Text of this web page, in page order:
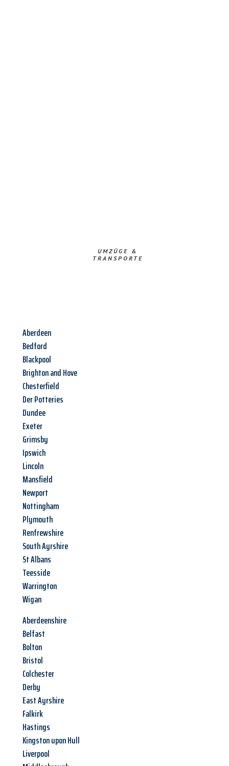
UMZÜGE &
TRANSPORTE
Aberdeen
Bedford
Blackpool
Brighton and Hove
Chesterfield
Der Potteries
Dundee
Exeter
Grimsby
Ipswich
Lincoln
Mansfield
Newport
Nottingham
Plymouth
Renfrewshire
South Ayrshire
St Albans
Teesside
Warrington
Wigan
Aberdeenshire
Belfast
Bolton
Bristol
Colchester
Derby
East Ayrshire
Falkirk
Hastings
Kingston upon Hull
Liverpool